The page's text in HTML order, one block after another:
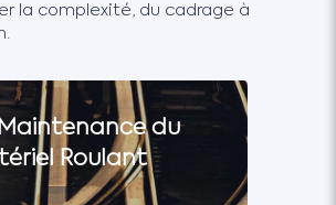
la complexité, du cadrage à
du
Roulant